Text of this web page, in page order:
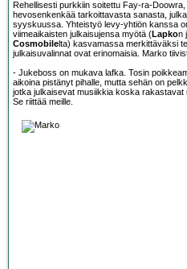
Rehellisesti purkkiin soitettu Fay-ra-
hevosenkenkää tarkoittavasta sanasta,
syyskuussa. Yhteistyö levy-yhtiön kanssa
viimeaikaisten julkaisujensa myötä (Lapkon
Cosmobilelta) kasvamassa merkittäväksi
julkaisuvalinnat ovat erinomaisia. Marko
- Jukeboss on mukava lafka. Tosin
aikoina pistänyt pihalle, mutta sehän on
jotka julkaisevat musiikkia koska rakastavat
Se riittää meille.